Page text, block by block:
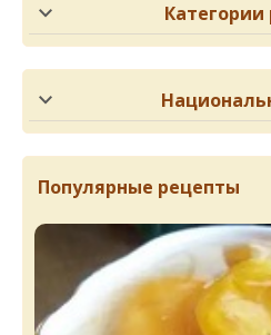
Категории
Популярные рецепты